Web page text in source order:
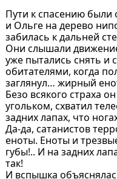
Пути к спасению были
и Ольге на дерево
забилась к дальней
Они слышали
уже пытались снять и
обитателями, когда
заглянул… жирный
Безо всякого страха
угольком, схватил
задних лапах, что
Да-да, сатанистов
еноты. Еноты и
губы!.. И на задних
так!
И вспышка